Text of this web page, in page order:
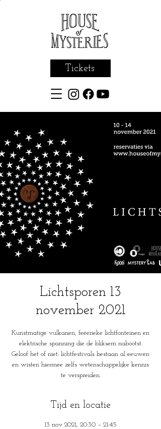
Tickets
Lichtsporen 13
november 2021
Kunstmatige vulkanen, feëerieke lichtfonteinen en
elektrische spanning die de bliksem nabootst.
Geloof het of niet: lichtfestivals bestaan al eeuwen
en wisten hiermee zelfs wetenschappelijke kennis
te verspreiden.
Tijd en locatie
13 nov 2021, 20:30 – 21:45